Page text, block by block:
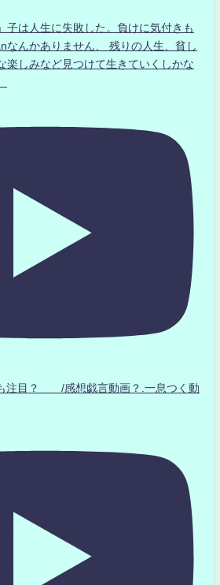
子は人生に失敗した。負けに気付きも
なんかありません、 残りの人生、貧し
楽しみなど見つけて生きていくしかな
注目？ /感想戯言動画？.一息つく動